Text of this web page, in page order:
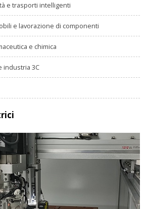
e trasporti intelligenti
e lavorazione di componenti
e chimica
industria 3C